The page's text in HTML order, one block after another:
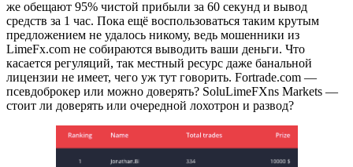
же обещают 95% чистой прибыли за 60 секунд и вывод
средств за 1 час. Пока ещё воспользоваться таким крутым
предложением не удалось никому, ведь мошенники из
LimeFx.com не собираются выводить ваши деньги. Что
касается регуляций, так местный ресурс даже банальной
лицензии не имеет, чего уж тут говорить. Fortrade.com —
псевдоброкер или можно доверять? SoluLimeFXns Markets —
стоит ли доверять или очередной лохотрон и развод?